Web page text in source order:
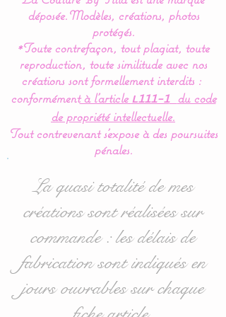
Le complément idéal pour
le cocon de bébé.
Coussin pour
bébé, oreiller, pour
décoration de chambre
bébé, une création unique
pour finaliser la déco de
chambre de bébé.
Dimensions :
les options:
* Rectangulaire : 30 x 50
* Carré : 40 x 40 cms
déposée.Modèles, créations, photos
protégés.
*Toute contrefaçon, tout plagiat, toute
reproduction, toute similitude avec nos
créations sont formellement interdits :
conformémentà l’article L111-1
du code
de propriété intellectuelle.
Tout contrevenant s'expose à des poursuites
pénales.
La quasi totalité de mes
créations sont réalisées sur
commande : les délais de
fabrication sont indiqués en
jours ouvrables sur chaque